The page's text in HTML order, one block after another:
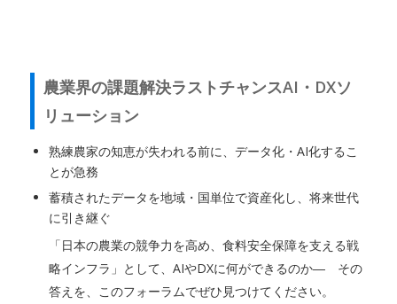
農業界の課題解決ラストチャンスAI・DXソ
リューション
熟練農家の知恵が失われる前に、データ化・AI化するこ
とが急務
蓄積されたデータを地域・国単位で資産化し、将来世代
に引き継ぐ
「日本の農業の競争力を高め、食料安全保障を支える戦
略インフラ」として、AIやDXに何ができるのか― その
答えを、このフォーラムでぜひ見つけてください。